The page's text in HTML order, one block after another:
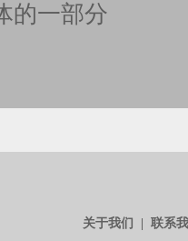
的一部分
关于我们 联系